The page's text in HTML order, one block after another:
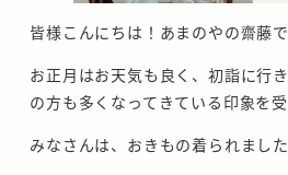
皆様こんにちは！あまのやの齋藤で
お正月はお天気も良く、初詣に行
の方も多くなってきている印象を受
みなさんは、おきもの着られまし